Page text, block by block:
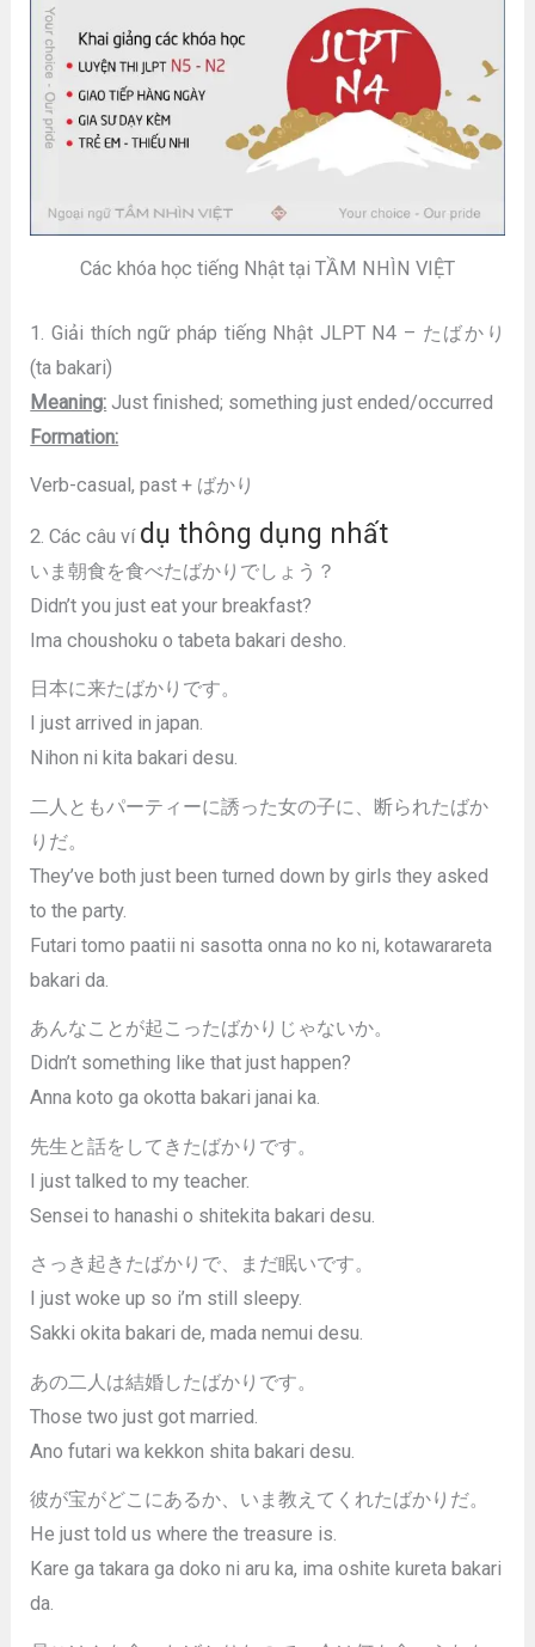
Các khóa học tiếng Nhật tại TẦM NHÌN VIỆT
1. Giải thích ngữ pháp tiếng Nhật JLPT N4 – たばかり
(ta bakari)
Meaning: Just finished; something just ended/occurred
Formation:
Verb-casual, past + ばかり
2. Các câu ví dụ thông dụng nhất
いま朝食を食べたばかりでしょう？
Didn’t you just eat your breakfast?
Ima choushoku o tabeta bakari desho.
日本に来たばかりです。
I just arrived in japan.
Nihon ni kita bakari desu.
二人ともパーティーに誘った女の子に、断られたばか
りだ。
They’ve both just been turned down by girls they asked
to the party.
Futari tomo paatii ni sasotta onna no ko ni, kotawarareta
bakari da.
あんなことが起こったばかりじゃないか。
Didn’t something like that just happen?
Anna koto ga okotta bakari janai ka.
先生と話をしてきたばかりです。
I just talked to my teacher.
Sensei to hanashi o shitekita bakari desu.
さっき起きたばかりで、まだ眠いです。
I just woke up so i’m still sleepy.
Sakki okita bakari de, mada nemui desu.
あの二人は結婚したばかりです。
Those two just got married.
Ano futari wa kekkon shita bakari desu.
彼が宝がどこにあるか、いま教えてくれたばかりだ。
He just told us where the treasure is.
Kare ga takara ga doko ni aru ka, ima oshite kureta bakari
da.